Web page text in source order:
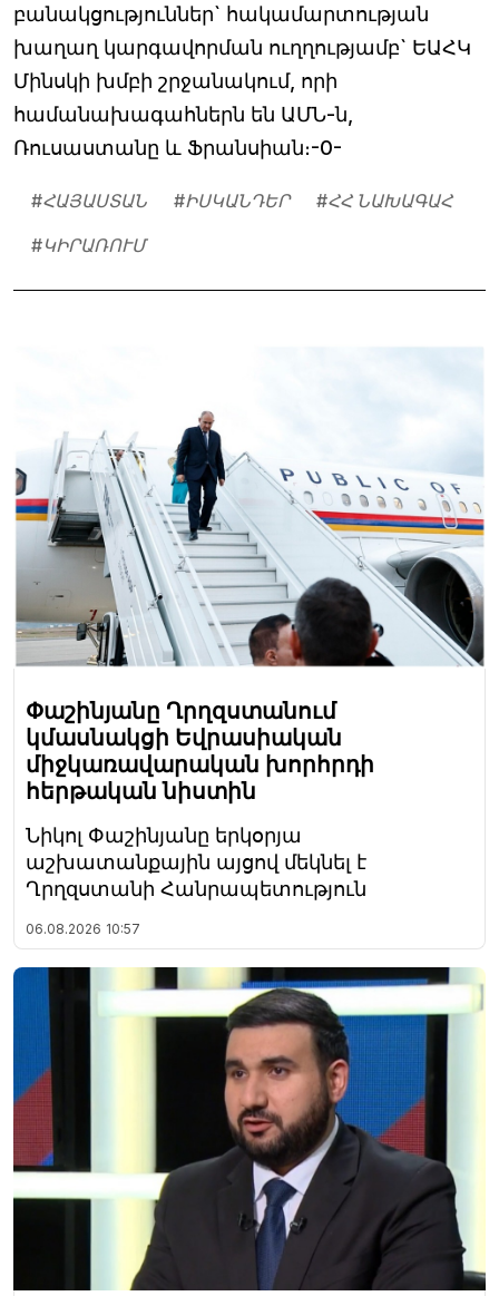
բանակցություններ` հակամարտության
խաղաղ կարգավորման ուղղությամբ` ԵԱՀԿ
Մինսկի խմբի շրջանակում, որի
համանախագահներն են ԱՄՆ-ն,
Ռուսաստանը և Ֆրանսիան։-0-
#ՀԱՅԱՍՏԱՆ #ԻՍԿԱՆԴԵՐ #ՀՀ ՆԱԽԱԳԱՀ
#ԿԻՐԱՌՈՒՄ
Փաշինյանը Ղրղզստանում
կմասնակցի Եվրասիական
միջկառավարական խորհրդի
հերթական նիստին
Նիկոլ Փաշինյանը երկօրյա
աշխատանքային այցով մեկնել է
Ղրղզստանի Հանրապետություն
06.08.2026 10:57